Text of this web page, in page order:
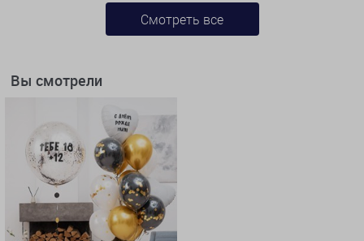
Смотреть все
Вы смотрели